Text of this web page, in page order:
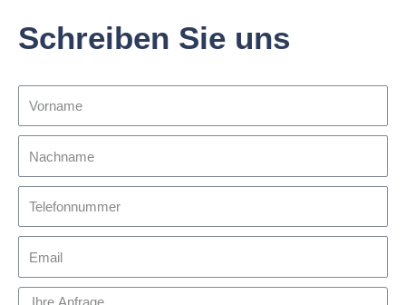
Schreiben Sie uns